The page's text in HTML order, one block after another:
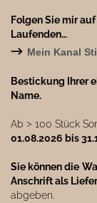
Folgen Sie mir
Laufenden…
→ Mein Kanal
Bestickung Ihrer
Name.
Ab ˃ 100 Stück
01.08.2026 bis
Sie können die
Anschrift als
abgeben.